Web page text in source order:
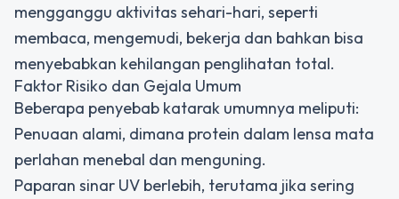
mengganggu aktivitas sehari-hari, seperti
membaca, mengemudi, bekerja dan bahkan bisa
menyebabkan kehilangan penglihatan total.
Faktor Risiko dan Gejala Umum
Beberapa penyebab katarak umumnya meliputi:
Penuaan alami, dimana protein dalam lensa mata
perlahan menebal dan menguning.
Paparan sinar UV berlebih, terutama jika sering